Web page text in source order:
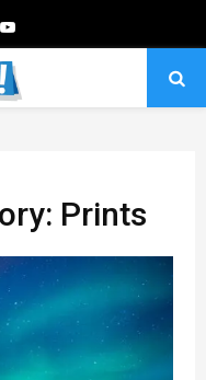
Youtube
Prints